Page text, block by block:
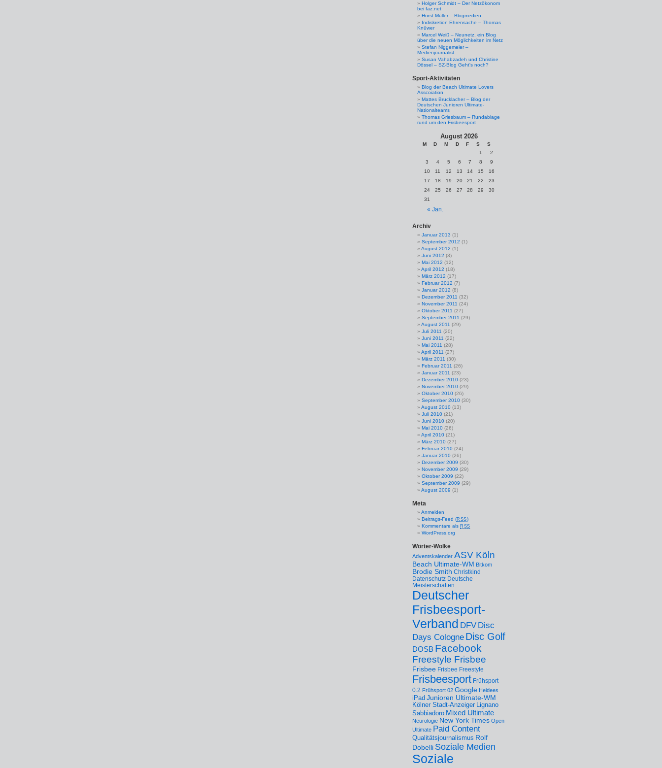
Holger Schmidt – Der Netzökonom
bei faz.net
Horst Müller – Blogmedien
Indiskretion Ehrensache – Thomas
Knüwer
Marcel Weiß – Neunetz, ein Blog
über die neuen Möglichkeiten im Netz
Stefan Niggemeier –
Medienjournalist
Susan Vahabzadeh und Christine
Dössel – SZ-Blog Geht's noch?
Sport-Aktivitäten
Blog der Beach Ultimate Lovers
Asscoiation
Mattes Brucklacher – Blog der
Deutschen Junioren Ultimate-
Nationalteams
Thomas Griesbaum – Rundablage
rund um den Frisbeesport
August 2026
M D M D F S S
« Jan.
1
2
3
4 5 6 7 8
9
10
11 12 13 14 15
16
17
18 19 20 21 22
23
24
25 26 27 28 29
30
31
Archiv
Januar 2013 (1)
September 2012 (1)
August 2012 (1)
Juni 2012 (3)
Mai 2012 (12)
April 2012 (18)
März 2012 (17)
Februar 2012 (7)
Januar 2012 (8)
Dezember 2011 (32)
November 2011 (24)
Oktober 2011 (27)
September 2011 (29)
August 2011 (29)
Juli 2011 (20)
Juni 2011 (22)
Mai 2011 (28)
April 2011 (27)
März 2011 (30)
Februar 2011 (26)
Januar 2011 (23)
Dezember 2010 (23)
November 2010 (29)
Oktober 2010 (26)
September 2010 (30)
August 2010 (13)
Juli 2010 (21)
Juni 2010 (20)
Mai 2010 (26)
April 2010 (21)
März 2010 (27)
Februar 2010 (24)
Januar 2010 (26)
Dezember 2009 (30)
November 2009 (29)
Oktober 2009 (22)
September 2009 (29)
August 2009 (1)
Meta
Anmelden
Beitrags-Feed (RSS)
Kommentare als RSS
WordPress.org
Wörter-Wolke
Adventskalender ASV Köln
Beach Ultimate-WM Bitkom
Brodie Smith Christkind
Datenschutz Deutsche
Meisterschaften
Deutscher
Frisbeesport-
Verband DFV Disc
Days Cologne Disc Golf
DOSB Facebook
Freestyle Frisbee
Frisbee Frisbee Freestyle
Frisbeesport Frühsport
0.2 Frühsport 02 Google Heidees
iPad Junioren Ultimate-WM
Kölner Stadt-Anzeiger Lignano
Sabbiadoro Mixed Ultimate
Neurologie New York Times Open
Ultimate Paid Content
Qualitätsjournalismus Rolf
Dobelli Soziale Medien
Soziale